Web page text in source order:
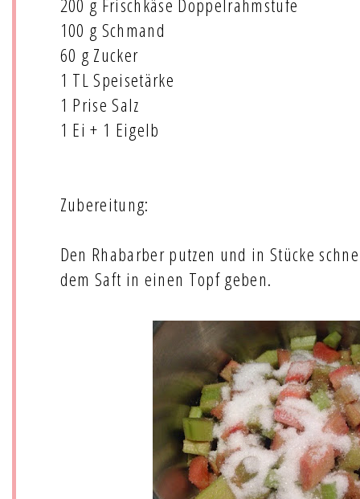
200 g Frischkäse Doppelrahmstufe
100 g Schmand
60 g Zucker
1 TL Speisetärke
1 Prise Salz
1 Ei + 1 Eigelb
Zubereitung:
Den Rhabarber putzen und in Stücke
dem Saft in einen Topf geben.